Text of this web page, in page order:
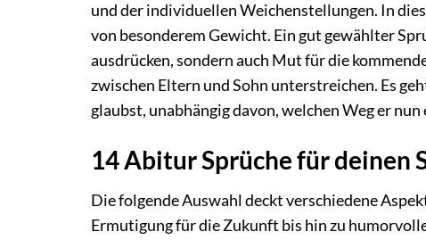
und der individuellen Weichenstellungen. In
von besonderem Gewicht. Ein gut gewählter
ausdrücken, sondern auch Mut für die
zwischen Eltern und Sohn unterstreichen. Es
glaubst, unabhängig davon, welchen Weg er
14 Abitur Sprüche für deinen
Die folgende Auswahl deckt verschiedene
Ermutigung für die Zukunft bis hin zu